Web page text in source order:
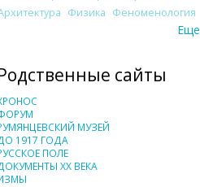
Физика Феноменология
Еще
сайты
МУЗЕЙ
1917 ГОДА
ПОЛЕ
XX ВЕКА